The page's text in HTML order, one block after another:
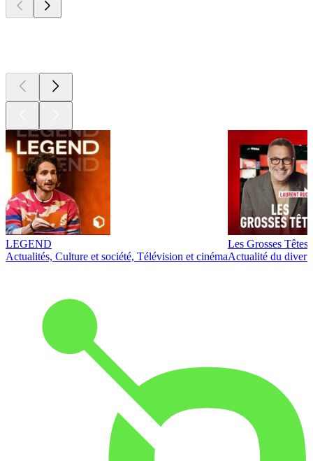
LEGEND
Actualités, Culture et société, Télévision et cinéma
Les Grosses Têtes
Actualité du